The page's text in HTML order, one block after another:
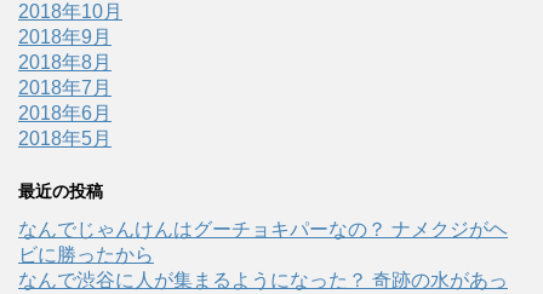
2018年10月
2018年9月
2018年8月
2018年7月
2018年6月
2018年5月
最近の投稿
なんでじゃんけんはグーチョキパーなの？ ナメクジがヘ
ビに勝ったから
なんで渋谷に人が集まるようになった？ 奇跡の水があっ